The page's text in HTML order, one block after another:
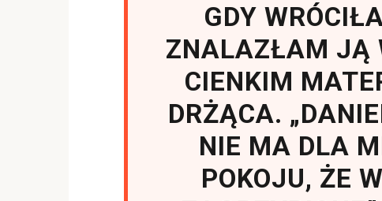
GDY
ZNALAZŁAM JĄ
CIENKIM
DRŻĄCA.
NIE MA DLA
POKOJU, ŻE